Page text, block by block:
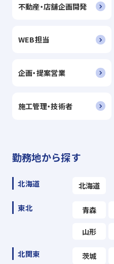
不動産・店舗企画開発
WEB担当
企画・提案営業
施工管理・技術者
勤務地から探す
北海道 北海道
東北 青森
山形
北関東 茨城